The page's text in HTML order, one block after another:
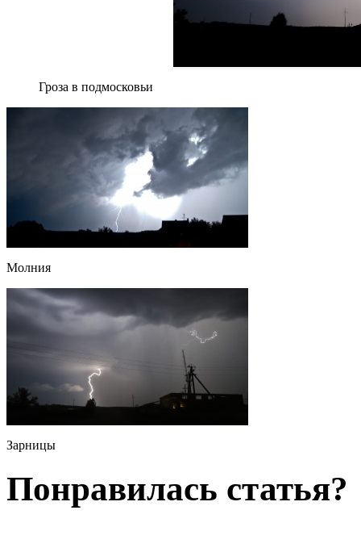
Гроза в подмосковьи
Молния
Зарницы
Понравилась статья?